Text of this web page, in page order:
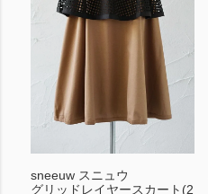
sneeuw スニュウ
グリッドレイヤースカート(2